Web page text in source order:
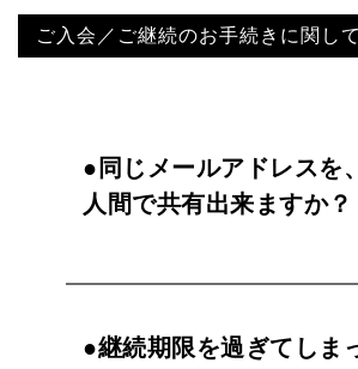
ご入会／ご継続のお手続きに関して
●同じメールアドレスを
人間で共有出来ますか？
●継続期限を過ぎてしま